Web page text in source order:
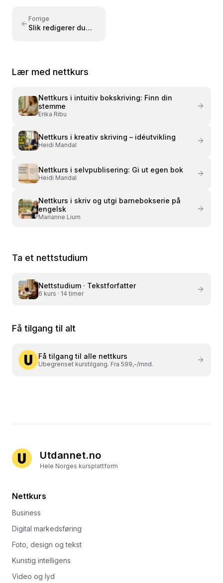
Forrige
Slik redigerer du
Lær med nettkurs
Nettkurs i intuitiv bokskriving: Finn din
stemme
Erika Ribu
Nettkurs i kreativ skriving – idéutvikling
Heidi Mandal
Nettkurs i selvpublisering: Gi ut egen bok
Heidi Mandal
Nettkurs i skriv og utgi barnebokserie på
engelsk
Marianne Lium
Ta et nettstudium
Nettstudium · Tekstforfatter
6 kurs · 14 timer
Få tilgang til alt
Få tilgang til alle nettkurs
Ubegrenset kurstilgang. Fra 599,-/mnd.
Utdannet.no
Hele Norges kursplattform
Nettkurs
Business
Digital markedsføring
Foto, design og tekst
Kunstig intelligens
Video og lyd